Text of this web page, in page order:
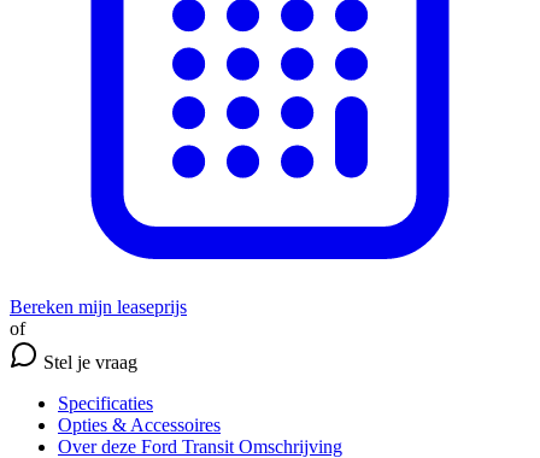
Bereken mijn leaseprijs
of
Stel je vraag
Specificaties
Opties & Accessoires
Over deze Ford Transit Omschrijving